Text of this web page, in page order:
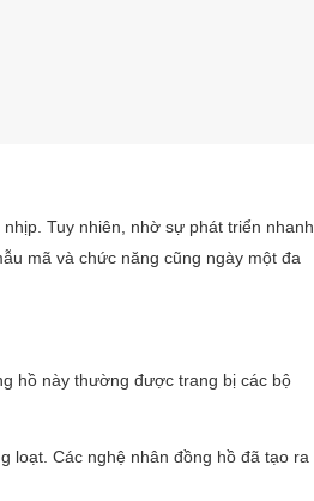
Tuy nhiên, nhờ sự phát triển nhanh
mã và chức năng cũng ngày một đa
hồ này thường được trang bị các bộ
loạt. Các nghệ nhân đồng hồ đã tạo ra